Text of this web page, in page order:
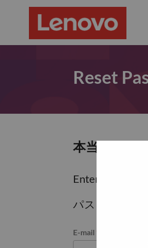
Reset
本当にパス
Enter the email
パスワードを
パスワードをリセッ
E-mail